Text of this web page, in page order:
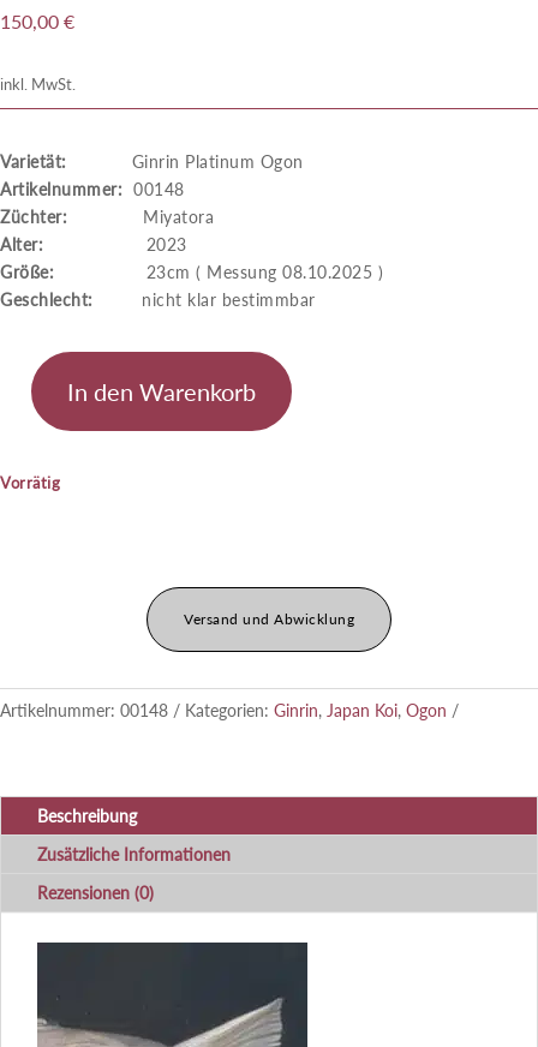
150,00 €
inkl. MwSt.
Varietät: Ginrin Platinum Ogon
Artikelnummer: 00148
Züchter: Miyatora
Alter: 2023
Größe: 23cm ( Messung 08.10.2025 )
Geschlecht: nicht klar bestimmbar
Ginrin
Platinum
Menge
In den Warenkorb
Vorrätig
Versand und Abwicklung
Artikelnummer: 00148 Kategorien: Ginrin, Japan Koi, Ogon
Beschreibung
Zusätzliche Informationen
Rezensionen (0)